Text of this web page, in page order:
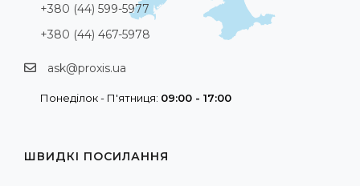
+380 (44) 599-5977
+380 (44) 467-5978
ask@proxis.ua
Понеділок - П'ятниця: 09:00 - 17:00
ШВИДКІ ПОСИЛАННЯ